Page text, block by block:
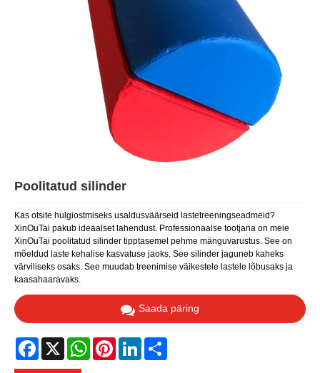
Poolitatud silinder
Kas otsite hulgiostmiseks usaldusväärseid lastetreeningseadmeid?
XinOuTai pakub ideaalset lahendust. Professionaalse tootjana on meie
XinOuTai poolitatud silinder tipptasemel pehme mänguvarustus. See on
mõeldud laste kehalise kasvatuse jaoks. See silinder jaguneb kaheks
värviliseks osaks. See muudab treenimise väikestele lastele lõbusaks ja
kaasahaaravaks.
Saada päring
Facebook WhatsAppPinterestLinkedIn